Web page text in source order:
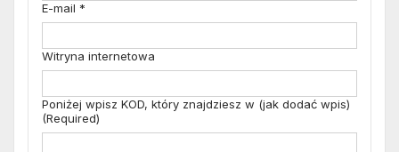
E-mail *
Witryna internetowa
Poniżej wpisz KOD, który znajdziesz w (jak dodać wpis)
(Required)